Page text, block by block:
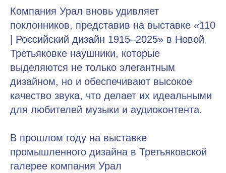
Компания Урал вновь удивляет
поклонников, представив на выставке «110
| Российский дизайн 1915–2025» в Новой
Третьяковке наушники, которые
выделяются не только элегантным
дизайном, но и обеспечивают высокое
качество звука, что делает их идеальными
для любителей музыки и аудиоконтента.
В прошлом году на выставке
промышленного дизайна в Третьяковской
галерее компания Урал